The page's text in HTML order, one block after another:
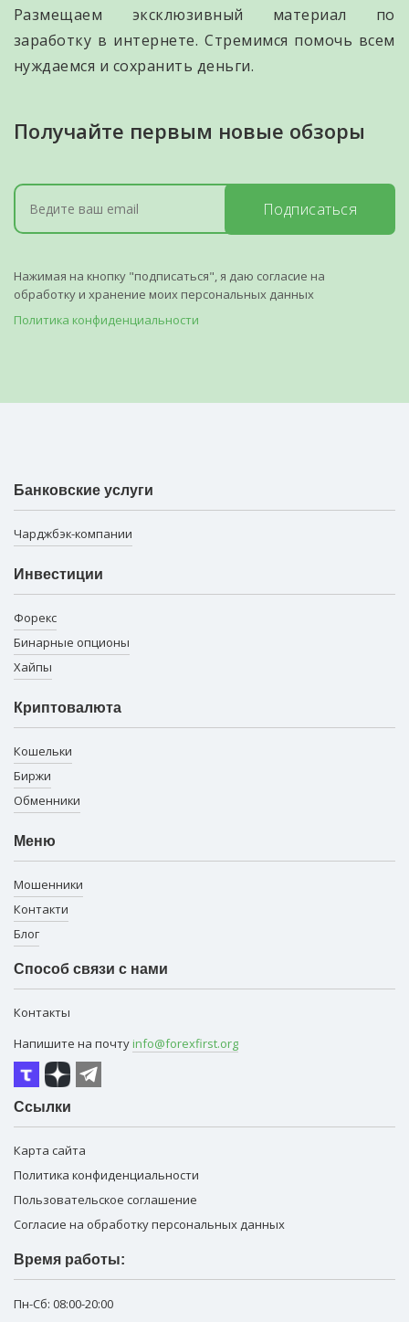
Размещаем эксклюзивный материал по
заработку в интернете. Стремимся помочь всем
нуждаемся и сохранить деньги.
Получайте первым новые обзоры
Подписаться
Нажимая на кнопку "подписаться", я даю согласие на
обработку и хранение моих персональных данных
Политика конфиденциальности
Банковские услуги
Чарджбэк-компании
Инвестиции
Форекс
Бинарные опционы
Хайпы
Криптовалюта
Кошельки
Биржи
Обменники
Меню
Мошенники
Контакти
Блог
Способ связи с нами
Контакты
Напишите на почту info@forexfirst.org
Ссылки
Карта сайта
Политика конфиденциальности
Пользовательское соглашение
Согласие на обработку персональных данных
Время работы:
Пн-Сб: 08:00-20:00